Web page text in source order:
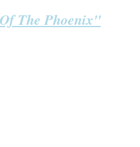
The Phoenix"